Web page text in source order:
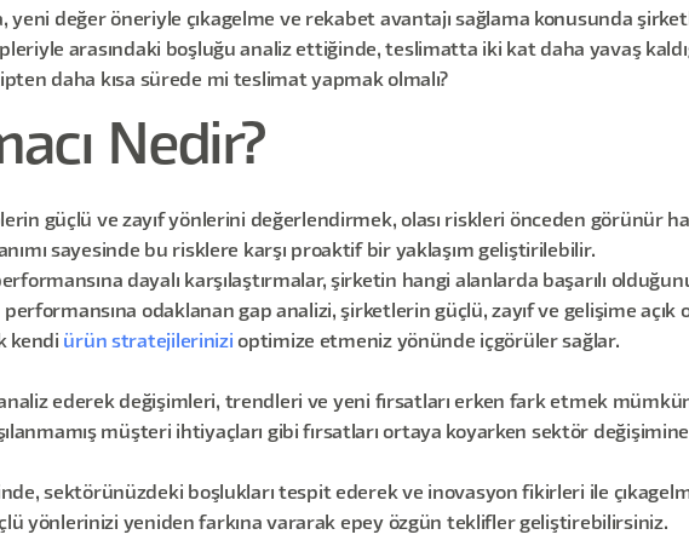
değer öneriyle çıkagelme ve rekabet avantajı sağlama konusunda
arasındaki boşluğu analiz ettiğinde, teslimatta iki kat daha yavaş
daha kısa sürede mi teslimat yapmak olmalı?
Nedir?
güçlü ve zayıf yönlerini değerlendirmek, olası riskleri önceden görünür
sayesinde bu risklere karşı proaktif bir yaklaşım geliştirilebilir.
dayalı karşılaştırmalar, şirketin hangi alanlarda başarılı
odaklanan gap analizi, şirketlerin güçlü, zayıf ve gelişime açık
kendi ürün stratejilerinizi optimize etmeniz yönünde içgörüler sağlar.
ederek değişimleri, trendleri ve yeni fırsatları erken fark etmek
müşteri ihtiyaçları gibi fırsatları ortaya koyarken sektör
sektörünüzdeki boşlukları tespit ederek ve inovasyon fikirleri ile
yönlerinizi yeniden farkına vararak epey özgün teklifler geliştirebilirsiniz.